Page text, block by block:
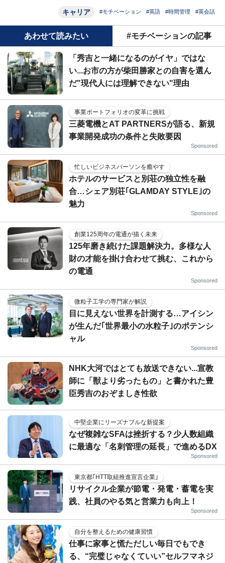
キャリア #モチベーション #英語 #時間管理 #英会話
あわせて読みたい #モチベーションの記事
「秀吉と一緒になるのがイヤ」ではな
い...お市の方が柴田勝家との自害を選ん
だ"現代人には理解できない"理由
事業ポートフォリオの変革に挑戦
三菱電機とAT PARTNERSが語る、新規
事業開発成功の条件と失敗要因
Sponsored
忙しいビジネスパーソンを癒やす
ホテルのサービスと別荘の独立性を融
合…シェア別荘｢GLAMDAY STYLE｣の
魅力
Sponsored
創業125周年の電通が描く未来
125年磨き続けた課題解決力。多様な人
財の才能を掛け合わせて挑む、これから
の電通
Sponsored
微粒子工学の専門家が解説
目に見えない世界を計測する…アイシン
が生んだ｢世界最小の水粒子｣のポテンシ
ャル
Sponsored
NHK大河ではとても放送できない...宣教
師に「獣より劣ったもの」と書かれた豊
臣秀吉のおぞましき性欲
中堅企業にリーズナブルな新提案
なぜ複雑なSFAは挫折する？少人数組織
に最適な「名刺管理の延長」で進めるDX
Sponsored
東京都｢HTT取組推進宣言企業｣
リサイクル企業が節電・発電・蓄電を実
践、社員のやる気と営業力も向上！
Sponsored
自分を整えるための健康習慣
仕事に家事と慌ただしい毎日でもでき
る、“完璧じゃなくていい”セルフマネジ